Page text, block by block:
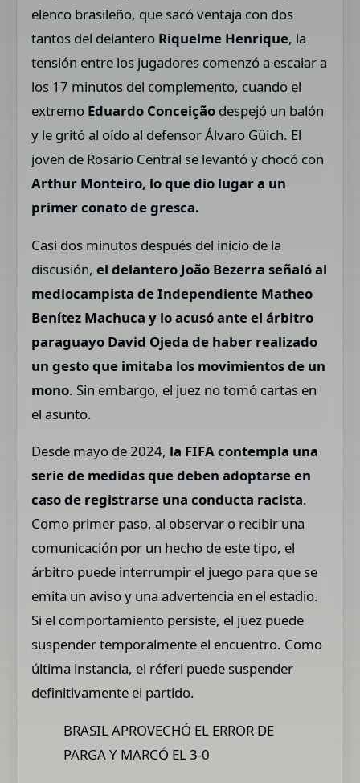
elenco brasileño, que sacó ventaja con dos
tantos del delantero Riquelme Henrique, la
tensión entre los jugadores comenzó a escalar a
los 17 minutos del complemento, cuando el
extremo Eduardo Conceição despejó un balón
y le gritó al oído al defensor Álvaro Güich. El
joven de Rosario Central se levantó y chocó con
Arthur Monteiro, lo que dio lugar a un
primer conato de gresca.
Casi dos minutos después del inicio de la
discusión,el delantero João Bezerra señaló al
mediocampista de Independiente Matheo
Benítez Machuca y lo acusó ante el árbitro
paraguayo David Ojeda de haber realizado
un gesto que imitaba los movimientos de un
mono. Sin embargo, el juez no tomó cartas en
el asunto.
Desde mayo de 2024, la FIFA contempla una
serie de medidas que deben adoptarse en
caso de registrarse una conducta racista.
Como primer paso, al observar o recibir una
comunicación por un hecho de este tipo, el
árbitro puede interrumpir el juego para que se
emita un aviso y una advertencia en el estadio.
Si el comportamiento persiste, el juez puede
suspender temporalmente el encuentro. Como
última instancia, el réferi puede suspender
definitivamente el partido.
BRASIL APROVECHÓ EL ERROR DE
PARGA Y MARCÓ EL 3-0